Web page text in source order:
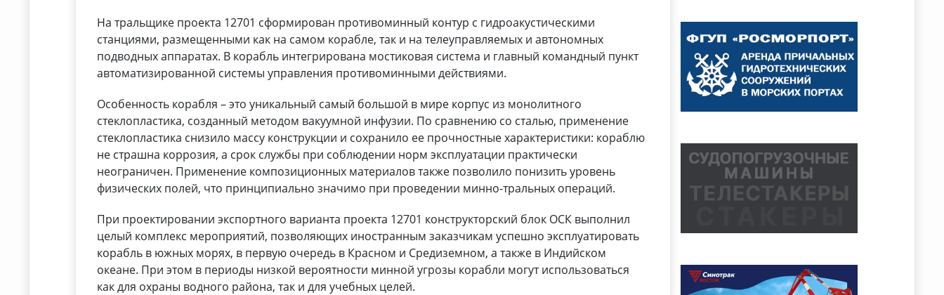
На тральщике проекта 12701 сформирован противоминный контур с гидроакустическими
станциями, размещенными как на самом корабле, так и на телеуправляемых и автономных
подводных аппаратах. В корабль интегрирована мостиковая система и главный командный пункт
автоматизированной системы управления противоминными действиями.
Особенность корабля – это уникальный самый большой в мире корпус из монолитного
стеклопластика, созданный методом вакуумной инфузии. По сравнению со сталью, применение
стеклопластика снизило массу конструкции и сохранило ее прочностные характеристики: кораблю
не страшна коррозия, а срок службы при соблюдении норм эксплуатации практически
неограничен. Применение композиционных материалов также позволило понизить уровень
физических полей, что принципиально значимо при проведении минно-тральных операций.
При проектировании экспортного варианта проекта 12701 конструкторский блок ОСК выполнил
целый комплекс мероприятий, позволяющих иностранным заказчикам успешно эксплуатировать
корабль в южных морях, в первую очередь в Красном и Средиземном, а также в Индийском
океане. При этом в периоды низкой вероятности минной угрозы корабли могут использоваться
как для охраны водного района, так и для учебных целей.